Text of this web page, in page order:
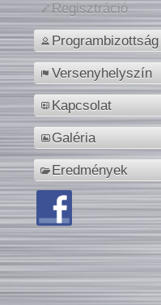
Regisztráció
Programbizottság
Versenyhelyszín
Kapcsolat
Galéria
Eredmények